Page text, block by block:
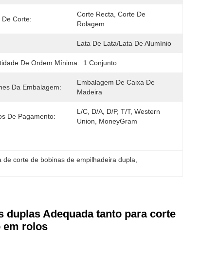
De Corte:
Corte Recta, Corte De
Rolagem
Lata De Lata/lata De Alumínio
De Ordem Mínima: 1 Conjunto
Da Embalagem:
Embalagem De Caixa De
Madeira
De Pagamento:
L/C, D/A, D/P, T/T, Western
Union, MoneyGram
de corte de bobinas de empilhadeira dupla
Adequada tanto para corte
em rolos